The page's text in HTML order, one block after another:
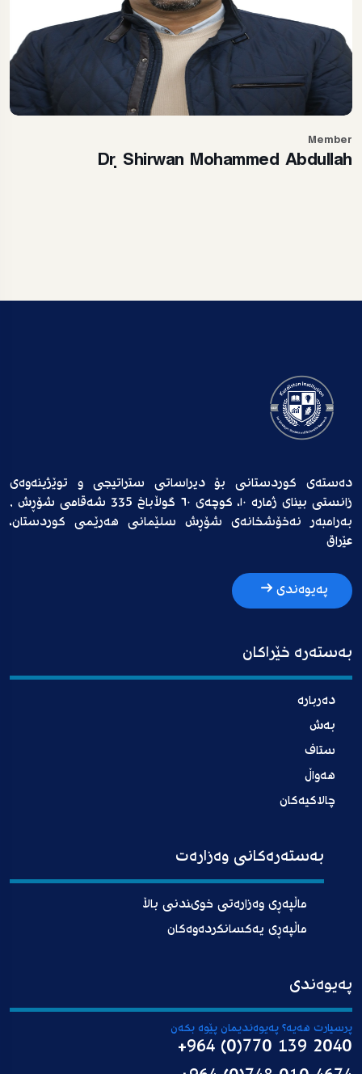
Member
Dr. Shirwan Mohammed Abdullah
دەستەی کوردستانی بۆ دیراساتی ستراتیجی و توێژینەوەی
زانستی بینای ژمارە ١٠، کوچەی ٦٠ گوڵاباخ 335 شەقامی شۆڕش ,
بەرامبەر نەخۆشخانەی شۆڕش سلێمانی هەرێمی کوردستان،
عێراق
پەیوەندی
بەستەرە خێراکان
دەربارە
بەش
ستاف
هەواڵ
چالاکیەکان
بەستەرەکانی وەزارەت
ماڵپەڕی وەزارەتی خوىندنی باڵا
ماڵپەڕی یەکسانکردەوەکان
پەیوەندی
پرسیارت هەیە؟ پەیوەندیمان پێوە بکەن
+964 (0)770 139 2040